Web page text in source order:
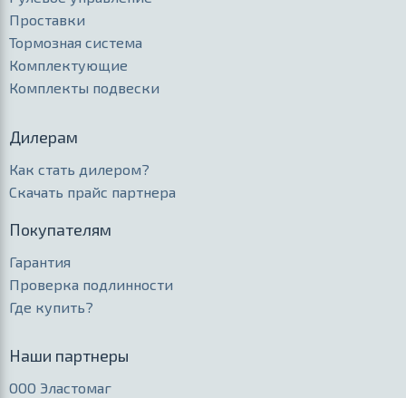
Проставки
Тормозная система
Комплектующие
Комплекты подвески
Дилерам
Как стать дилером?
Скачать прайс партнера
Покупателям
Гарантия
Проверка подлинности
Где купить?
Наши партнеры
ООО Эластомаг